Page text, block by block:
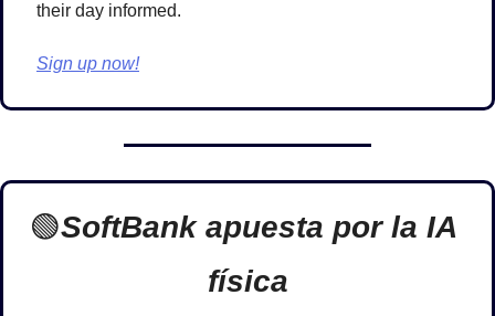
their day informed.
Sign up now!
🟢SoftBank apuesta por la IA
física